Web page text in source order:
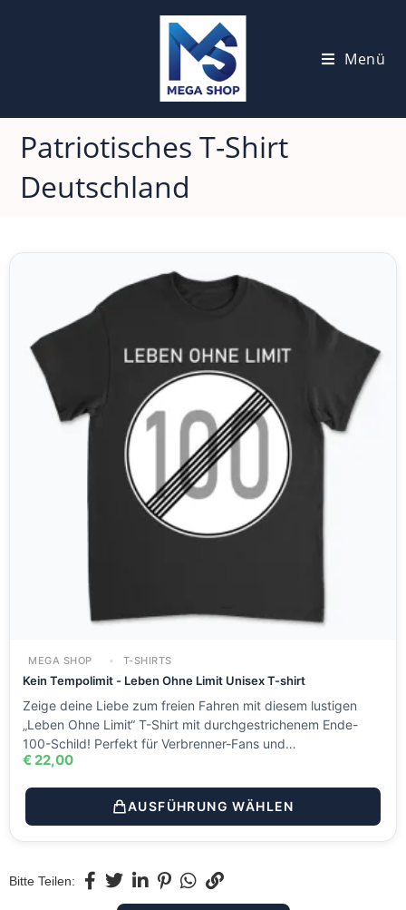
Menü
Patriotisches T-Shirt
Deutschland
MEGA SHOP T-SHIRTS
Kein Tempolimit - Leben Ohne Limit Unisex T-shirt
Zeige deine Liebe zum freien Fahren mit diesem lustigen
„Leben Ohne Limit“ T-Shirt mit durchgestrichenem Ende-
100-Schild! Perfekt für Verbrenner-Fans und…
€ 22,00
AUSFÜHRUNG WÄHLEN
Bitte Teilen: